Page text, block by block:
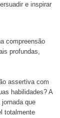
e inspirar
compreensão
profundas,
assertiva com
habilidades? A
que
totalmente